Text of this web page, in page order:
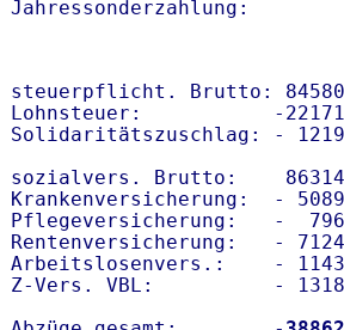
steuerpflicht. Brutto:
Lohnsteuer:           -
Solidaritätszuschlag: -
sozialvers. Brutto:
Krankenversicherung:  -
Pflegeversicherung:   -
Rentenversicherung:   -
Arbeitslosenvers.:    -
Z-Vers. VBL:          -